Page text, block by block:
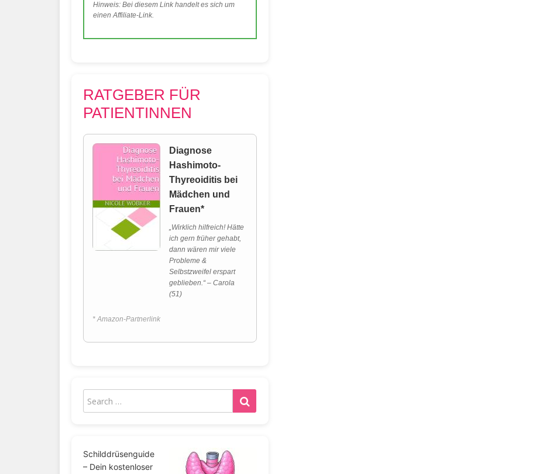
Hinweis: Bei diesem Link handelt es sich um
einen Affiliate-Link.
RATGEBER FÜR
PATIENTINNEN
Diagnose
Hashimoto-
Thyreoiditis bei
Mädchen und
Frauen*
„Wirklich hilfreich! Hätte
ich gern früher gehabt,
dann wären mir viele
Probleme &
Selbstzweifel erspart
geblieben.“ – Carola
(51)
* Amazon-Partnerlink
Schilddrüsenguide
– Dein kostenloser